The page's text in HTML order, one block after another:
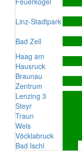
Linz-Stadtpark
Bad Zell
Haag am
Hausruck
Braunau
Zentrum
Lenzing 3
Steyr
Traun
Wels
Vöcklabruck
Bad Ischl